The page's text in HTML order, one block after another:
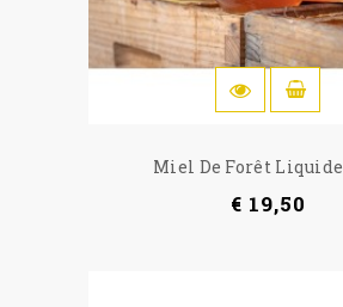
Miel De Forêt Liquide
€ 19,50